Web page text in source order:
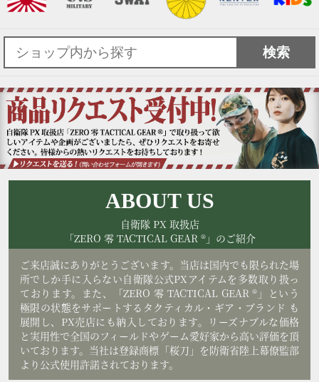
ABOUT US
自衛隊 PX 取扱店
「ZERO 零 TACTICAL GEAR ®」のご紹介
ご来店誠にありがとうございます。当店は国内でも限られた場
所でしか手に入らない自衛隊公式PXアイテムを多数取り扱っ
ております。また、「ZERO 零 TACTICAL GEAR ®」という
極限の状態をサポートするタクティカル・ギア・ブランド も
展開し、PX売店にも納入しております。リーズナブルな価格
と実用性で全国のフィールドやゲーム愛好家から高い評価を頂
いております。当社は登録商標「桜刀」を防衛省陸上幕僚監部
より公式使用許諾されております。